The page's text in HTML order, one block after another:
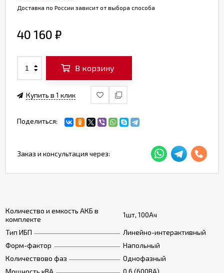
Количество и емкость АКБ в
комплекте
1шт, 100Ач
Тип ИБП
Линейно-интерактивный
Форм-фактор
Напольный
Количествово фаз
Однофазный
Мощность кВА
0,6 (600ВА)
Доставка по России зависит от выбора способа
40 160 ₽
В корзину
Купить в 1 клик
Поделиться:
Заказ и консультация через: